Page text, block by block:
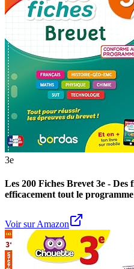
3e
Les 200 Fiches Brevet 3e -
efficacement tout le
Voir sur Amazon